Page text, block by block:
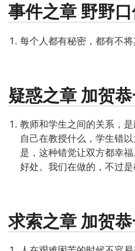
事件之章 野野
每个人都有秘密，都有不将
疑惑之章 加贺
教师和学生之间的关系，
自己在教授什么，学生错
是，这种错觉让双方都幸
好处。我们在做的，不过是
求索之章 加贺